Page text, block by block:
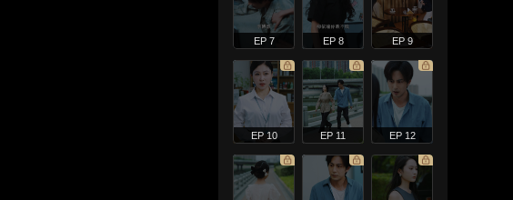
EP 7 EP 8 EP 9
EP 10 EP 11 EP 12